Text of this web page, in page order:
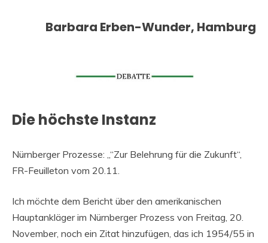
Barbara Erben-Wunder, Hamburg
Die höchste Instanz
Nürnberger Prozesse: „“Zur Belehrung für die Zukunft“,
FR-Feuilleton vom 20.11.
Ich möchte dem Bericht über den amerikanischen
Hauptankläger im Nürnberger Prozess von Freitag, 20.
November, noch ein Zitat hinzufügen, das ich 1954/55 in